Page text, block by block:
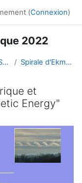
(Connexion)
2022
Spirale d'Ekman Spirale d'Ekman Atmosphérique et Modèle de Turbule...
et
Energy"